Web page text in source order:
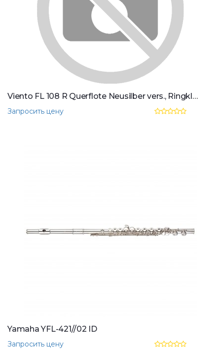
Viento FL 108 R Querflote Neusilber vers., Ringklappen
Запросить цену
Yamaha YFL-421//02 ID
Запросить цену